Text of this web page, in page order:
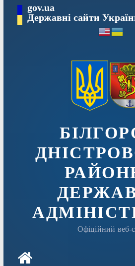
вмісту
gov.ua
Державні сайти
Офіційний веб-